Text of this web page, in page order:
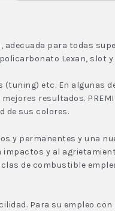
adecuada para todas
Lexan, slot
etc. En algunas
resultados.
de sus colores.
y permanentes y una
y al
de combustible
Para su empleo